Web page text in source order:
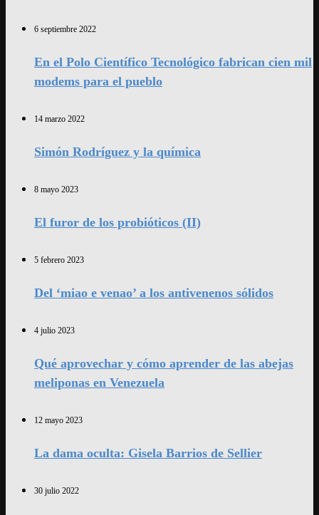
6 septiembre 2022
En el Polo Científico Tecnológico fabrican cien mil
modems para el pueblo
14 marzo 2022
Simón Rodríguez y la química
8 mayo 2023
El furor de los probióticos (II)
5 febrero 2023
Del ‘miao e venao’ a los antivenenos sólidos
4 julio 2023
Qué aprovechar y cómo aprender de las abejas
meliponas en Venezuela
12 mayo 2023
La dama oculta: Gisela Barrios de Sellier
30 julio 2022